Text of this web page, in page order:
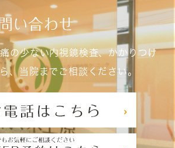
い合わせ
の少ない内視鏡検査、かかりつけ
、当院までご相談ください。